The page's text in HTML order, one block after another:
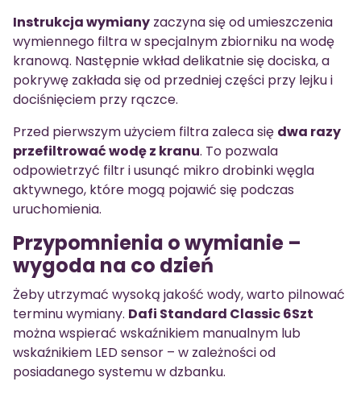
Instrukcja wymiany zaczyna się od umieszczenia
wymiennego filtra w specjalnym zbiorniku na wodę
kranową. Następnie wkład delikatnie się dociska, a
pokrywę zakłada się od przedniej części przy lejku i
dociśnięciem przy rączce.
Przed pierwszym użyciem filtra zaleca się dwa razy
przefiltrować wodę z kranu. To pozwala
odpowietrzyć filtr i usunąć mikro drobinki węgla
aktywnego, które mogą pojawić się podczas
uruchomienia.
Przypomnienia o wymianie –
wygoda na co dzień
Żeby utrzymać wysoką jakość wody, warto pilnować
terminu wymiany. Dafi Standard Classic 6Szt
można wspierać wskaźnikiem manualnym lub
wskaźnikiem LED sensor – w zależności od
posiadanego systemu w dzbanku.